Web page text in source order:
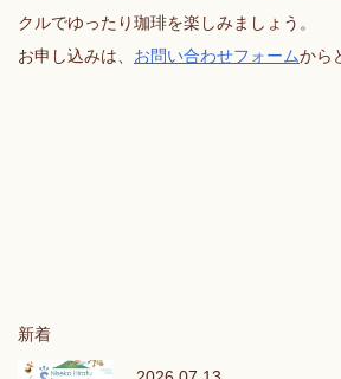
クルでゆったり珈琲を楽しみましょう。
お申し込みは、 お問い合わせフォームから
新着